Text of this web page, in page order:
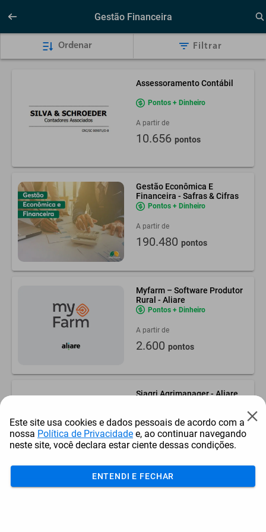
Gestão Financeira
Ordenar Filtrar
Assessoramento Contábil
Pontos + Dinheiro
A partir de
10.656 pontos
Gestão Econômica E
Financeira - Safras & Cifras
Pontos + Dinheiro
A partir de
190.480 pontos
Myfarm – Software Produtor
Rural - Aliare
Pontos + Dinheiro
A partir de
2.600 pontos
Siagri Agrimanager - Aliare
A partir de
2.600pontos
Este site usa cookies e dados pessoais de acordo com a
nossa Política de Privacidade e, ao continuar navegando
neste site, você declara estar ciente dessas condições.
ENTENDI E FECHAR